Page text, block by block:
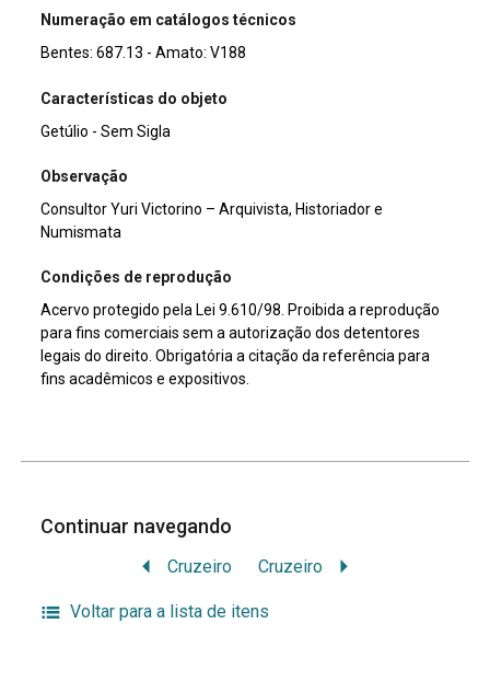
Numeração em catálogos técnicos
Bentes: 687.13 - Amato: V188
Características do objeto
Getúlio - Sem Sigla
Observação
Consultor Yuri Victorino – Arquivista, Historiador e
Numismata
Condições de reprodução
Acervo protegido pela Lei 9.610/98. Proibida a reprodução
para fins comerciais sem a autorização dos detentores
legais do direito. Obrigatória a citação da referência para
fins acadêmicos e expositivos.
Continuar navegando
Cruzeiro Cruzeiro
Voltar para a lista de itens